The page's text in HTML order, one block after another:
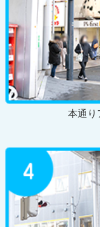
本通り